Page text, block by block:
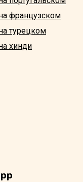
французском
турецком
хинди